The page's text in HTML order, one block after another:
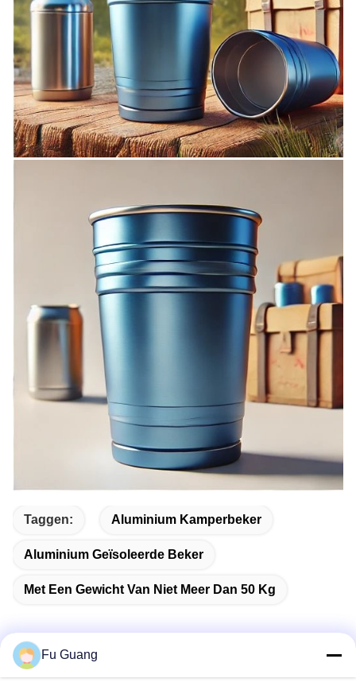
Taggen: Aluminium Kamperbeker
Aluminium Geïsoleerde Beker
Met Een Gewicht Van Niet Meer Dan 50 Kg
Fu Guang